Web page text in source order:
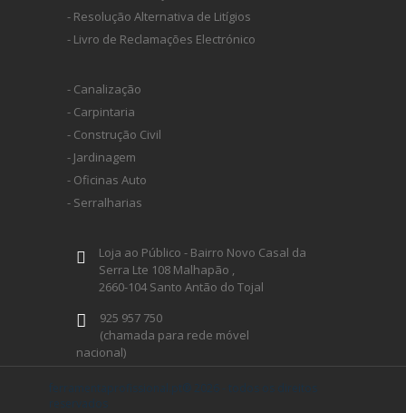
- Resolução Alternativa de Litígios
- Livro de Reclamações Electrónico
- Canalização
- Carpintaria
- Construção Civil
- Jardinagem
- Oficinas Auto
- Serralharias
Loja ao Público - Bairro Novo Casal da
Serra Lte 108 Malhapão ,
2660-104 Santo Antão do Tojal
925 957 750
(chamada para rede móvel
nacional)
geral@ferramentaprofissional.pt
ferramentaprofissional.pt® 2026 - todos os direitos
reservados